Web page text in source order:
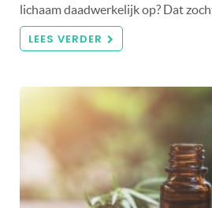
lichaam daadwerkelijk op? Dat
LEES VERDER